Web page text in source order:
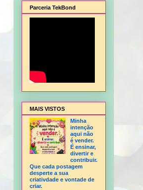
Natal, Flor Hortência, Flor Orquídea - sem
Parceria TekBond
MAIS VISTOS
Minha
intenção
aqui não
é vender.
É ensinar,
divertir e
contribuir.
Que cada postagem
desperte a sua
criativdade e vontade de
criar.